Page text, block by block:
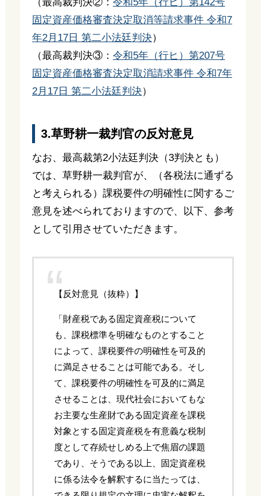
固定資産価格審査決定取消等請求事件 令和7
年2月17日 第二小法廷判決）
（最高裁判決③： 令和5年（行ヒ）第207号
固定資産価格審査決定取消請求事件 令和7年
2月17日 第二小法廷判決）
3.草野耕一裁判官の反対意見
なお、最高裁第2小法廷判決（3判決とも）
では、草野耕一裁判官が、（各税法に通ずる
と考えられる）課税要件の明確性に関するご
意見を述べられておりますので、以下、参考
として引用させていただきます。
【反対意見（抜粋）】
「財産税である固定資産税について
も、課税標準を明確なものとすること
によって、課税要件の明確性を可及的
に満足させることは可能である。そし
て、課税要件の明確性を可及的に満足
させることは、現代社会においてもな
お主要な生産財である固定資産を課税
対象とする固定資産税を有意義な税制
度として存続せしめる上で焦眉の課題
であり、そうである以上、固定資産税
に係る法令を解釈するに当たっては、